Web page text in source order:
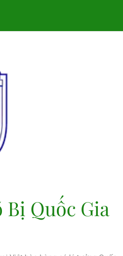
Bị Quốc Gia